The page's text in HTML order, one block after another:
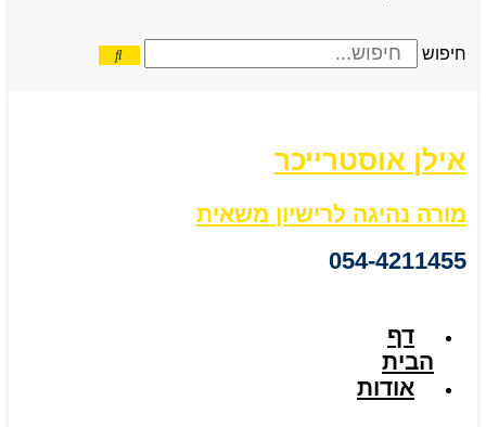
חיפוש
אילן אוסטרייכר
מורה נהיגה לרישיון משאית
054-4211455
דף
הבית
אודות